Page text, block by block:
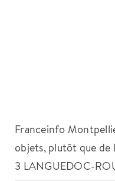
Franceinfo
objets, plutôt que de
3 LANGUEDOC-